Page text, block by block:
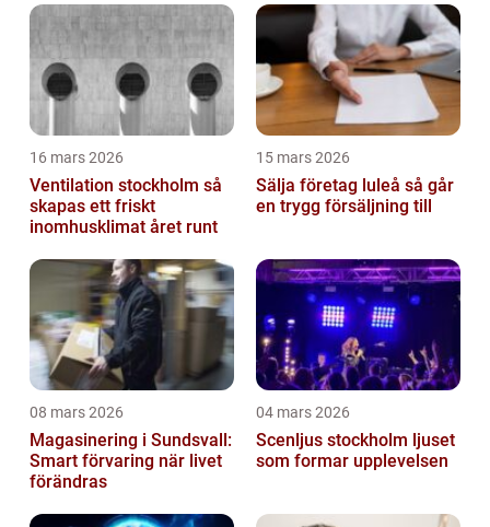
investering
16 mars 2026
Ventilation stockholm så
skapas ett friskt
inomhusklimat året runt
15 mars 2026
Sälja företag luleå så går
en trygg försäljning till
08 mars 2026
Magasinering i Sundsvall:
Smart förvaring när livet
förändras
04 mars 2026
Scenljus stockholm ljuset
som formar upplevelsen